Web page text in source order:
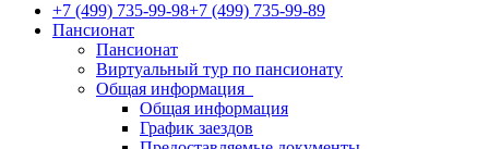
+7 (499) 735-99-98+7 (499) 735-99-89
Пансионат
Пансионат
Виртуальный тур по пансионату
Общая информация
Общая информация
График заездов